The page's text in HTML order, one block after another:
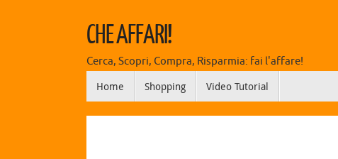
CHE AFFARI!
Cerca, Scopri, Compra, Risparmia: fai l'affare!
Home
Shopping Video Tutorial